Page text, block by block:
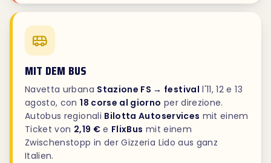
MIT DEM BUS
Navetta urbana Stazione FS → festival l'11, 12 e 13
agosto, con18 corse al giorno per direzione.
Autobus regionali Bilotta Autoservices mit einem
Ticket von 2,19 €e FlixBus mit einem
Zwischenstopp in der Gizzeria Lido aus ganz
Italien.